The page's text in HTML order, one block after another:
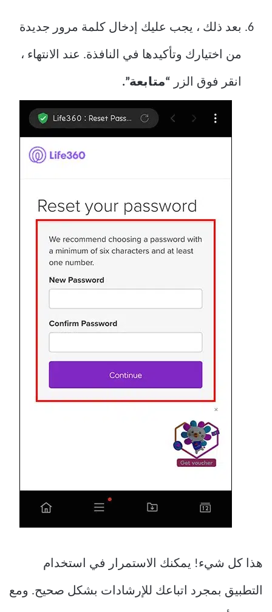
بعد ذلك ، يجب عليك إدخال كلمة مرور جديدة
من اختيارك وتأكيدها في النافذة. عند الانتهاء ،
انقر فوق الزر “متابعة”.
هذا كل شيء! يمكنك الاستمرار في استخدام
التطبيق بمجرد اتباعك للإرشادات بشكل صحيح. ومع